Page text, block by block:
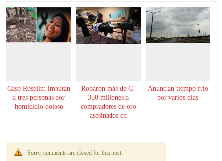
Caso Roselin: imputan
a tres personas por
homicidio doloso
Robaron más de G.
350 millones a
compradores de oro
asesinados en
Anuncian tiempo frío
por varios días
Sorry, comments are closed for this post